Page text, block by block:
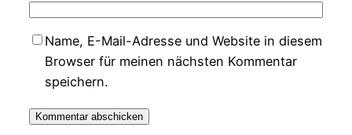
Name, E-Mail-Adresse und Website in diesem
Browser für meinen nächsten Kommentar
speichern.